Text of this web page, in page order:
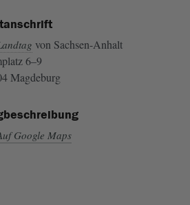
von Sachsen-Anhalt
6–9
Magdeburg
Google Maps